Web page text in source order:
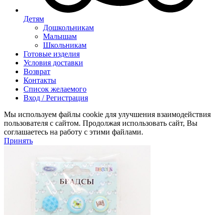
Детям
Дошкольникам
Малышам
Школьникам
Готовые изделия
Условия доставки
Возврат
Контакты
Список желаемого
Вход / Регистрация
Мы используем файлы cookie для улучшения взаимодействия
пользователя с сайтом. Продолжая использовать сайт, Вы
соглашаетесь на работу с этими файлами.
Принять